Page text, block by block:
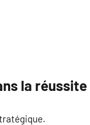
la réussite